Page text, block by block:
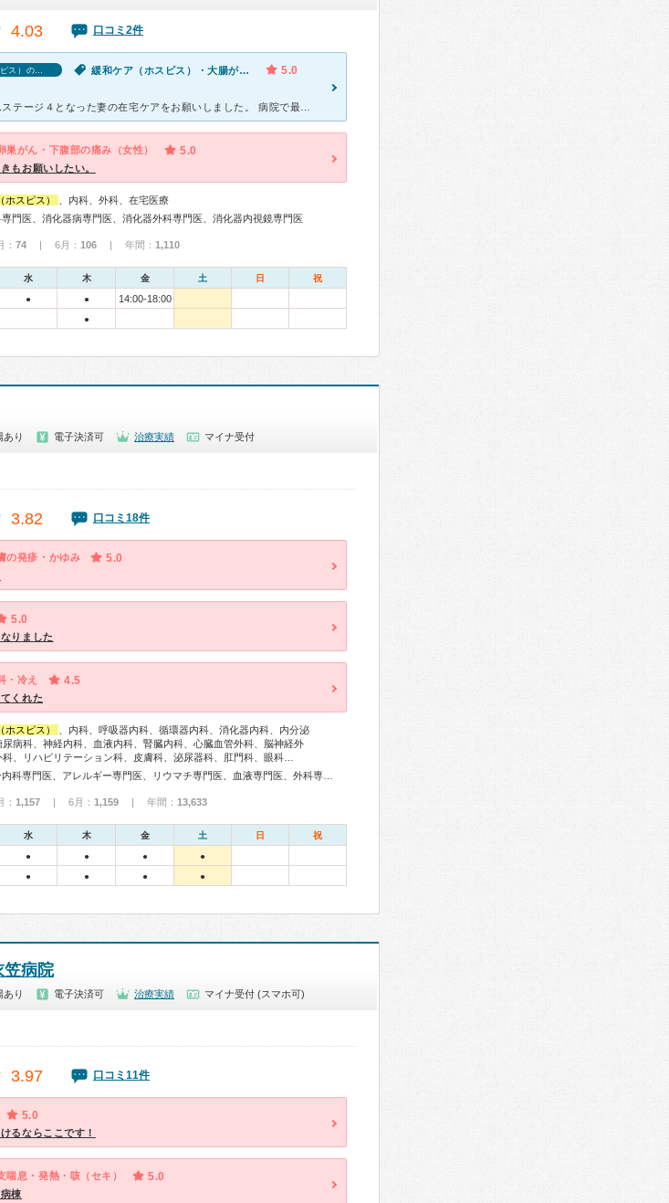
4.03 口コミ2件
緩和ケア（ホスピス）の口コミ 緩和ケア（ホスピス）・大腸がん・だるい・むくみ・体調不良・疲れ 5.0
巣がん・下腹部の痛み（女性） 5.0
もお願いしたい。
ホスピス）
、内科、外科、在宅医療
専門医、消化器病専門医、消化器外科専門医、消化器内視鏡専門医
74 | 6月： 106 | 年間： 1,110
水 木 金 土 日 祝
● ●
14:00-18:00
●
あり 電子決済可 治療実績 マイナ受付
3.82 口コミ18件
の発疹・かゆみ 5.0
5.0
りました
・冷え 4.5
くれた
ホスピス）
、内科、呼吸器内科、循環器内科、消化器内科、内分泌
尿病科、神経内科、血液内科、腎臓内科、心臓血管外科、脳神経外
科、リハビリテーション科、皮膚科、泌尿器科、肛門科、眼科…
1,157 | 6月： 1,159 | 年間： 13,633
水 木 金 土 日 祝
● ● ● ●
● ● ● ●
笠病院
あり 電子決済可 治療実績 マイナ受付 (スマホ可)
3.97 口コミ11件
5.0
るならここです！
喘息・発熱・咳（セキ） 5.0
棟